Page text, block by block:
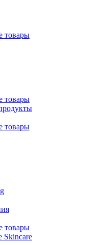
товары
товары
товары
товары
Skincare